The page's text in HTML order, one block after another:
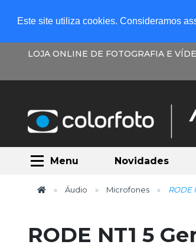
Este site utiliza cookies. Consideramos
LOJA ONLINE DE FOTOGRAFIA E
Menu Novidades
Áudio Microfones RODE
RODE NT1 5